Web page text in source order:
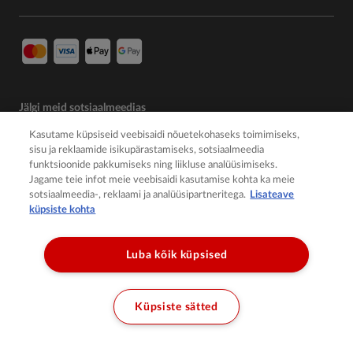
Jälgi meid sotsiaalmeedias
Kasutame küpsiseid veebisaidi nõuetekohaseks toimimiseks,
sisu ja reklaamide isikupärastamiseks, sotsiaalmeedia
funktsioonide pakkumiseks ning liikluse analüüsimiseks.
Jagame teie infot meie veebisaidi kasutamise kohta ka meie
sotsiaalmeedia-, reklaami ja analüüsipartneritega. Lisateave
küpsiste kohta
Luba kõik küpsised
Küpsiste sätted